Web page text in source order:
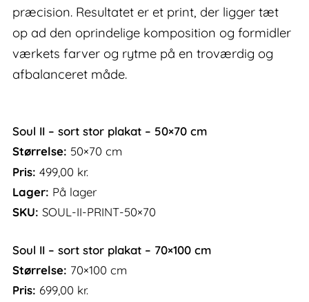
præcision. Resultatet er et print, der ligger tæt
op ad den oprindelige komposition og formidler
værkets farver og rytme på en troværdig og
afbalanceret måde.
Soul II – sort stor plakat – 50×70 cm
Størrelse: 50×70 cm
Pris: 499,00 kr.
Lager: På lager
SKU: SOUL-II-PRINT-50×70
Soul II – sort stor plakat – 70×100 cm
Størrelse: 70×100 cm
Pris: 699,00 kr.